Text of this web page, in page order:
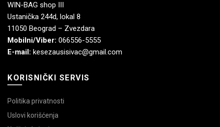
WIN-BAG shop III
Ustanička 244d, lokal 8
11050 Beograd – Zvezdara
Mobilni/Viber: 066556-5555
E-mail: kesezausisivac@gmail.com
KORISNIČKI SERVIS
Politika privatnosti
Uslovi korišćenja